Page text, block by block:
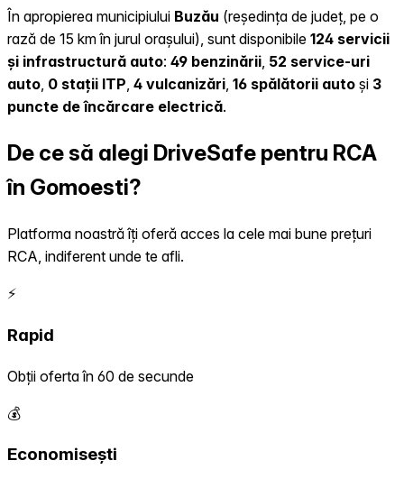
În apropierea municipiului Buzău (reședința de județ, pe o
rază de 15 km în jurul orașului), sunt disponibile 124 servicii
și infrastructură auto: 49 benzinării, 52 service-uri
auto, 0 stații ITP, 4 vulcanizări, 16 spălătorii auto și 3
puncte de încărcare electrică.
De ce să alegi DriveSafe pentru RCA
în Gomoesti?
Platforma noastră îți oferă acces la cele mai bune prețuri
RCA, indiferent unde te afli.
⚡
Rapid
Obții oferta în 60 de secunde
💰
Economisești